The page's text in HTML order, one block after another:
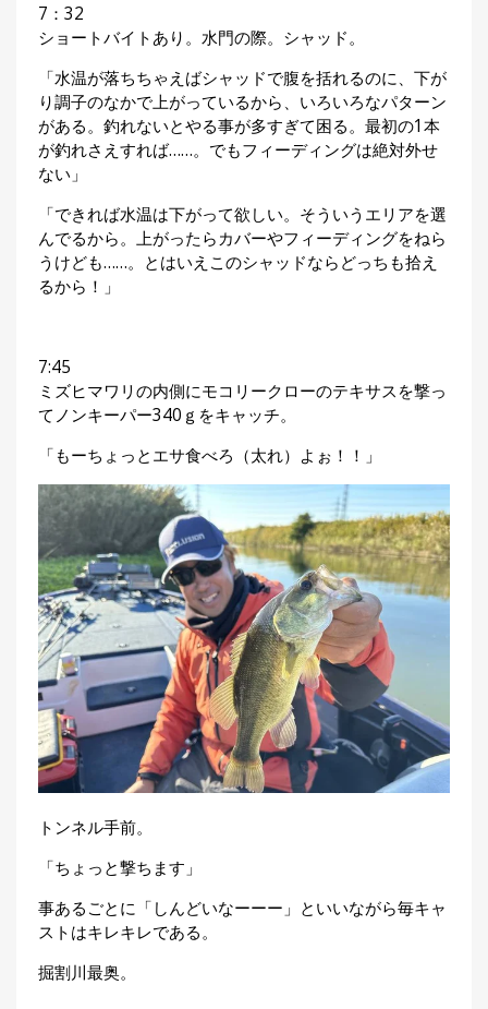
7：32
ショートバイトあり。水門の際。シャッド。
「水温が落ちちゃえばシャッドで腹を括れるのに、下が
り調子のなかで上がっているから、いろいろなパターン
がある。釣れないとやる事が多すぎて困る。最初の1本
が釣れさえすれば……。でもフィーディングは絶対外せ
ない」
「できれば水温は下がって欲しい。そういうエリアを選
んでるから。上がったらカバーやフィーディングをねら
うけども……。とはいえこのシャッドならどっちも拾え
るから！」
7:45
ミズヒマワリの内側にモコリークローのテキサスを撃っ
てノンキーパー340ｇをキャッチ。
「もーちょっとエサ食べろ（太れ）よぉ！！」
トンネル手前。
「ちょっと撃ちます」
事あるごとに「しんどいなーーー」といいながら毎キャ
ストはキレキレである。
掘割川最奥。